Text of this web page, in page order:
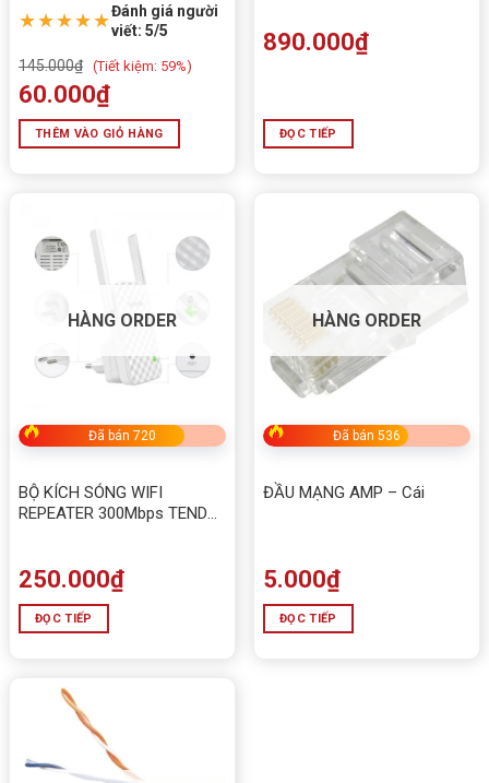
★★★★★Đánh giá người
viết: 5/5
145.000₫ (Tiết kiệm: 59%)
60.000₫
THÊM VÀO GIỎ HÀNG
890.000₫
ĐỌC TIẾP
HÀNG ORDER
Đã bán 720
BỘ KÍCH SÓNG WIFI
REPEATER 300Mbps TENDA
250.000₫
ĐỌC TIẾP
HÀNG ORDER
Đã bán 536
ĐẦU MẠNG AMP – Cái
5.000₫
ĐỌC TIẾP